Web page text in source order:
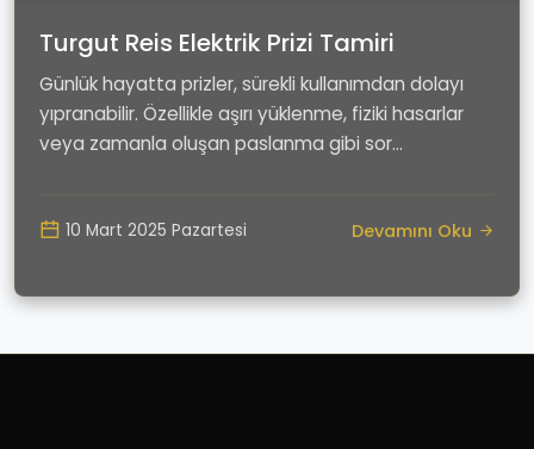
Turgut Reis Elektrik Prizi Tamiri
Günlük hayatta prizler, sürekli kullanımdan dolayı
yıpranabilir. Özellikle aşırı yüklenme, fiziki hasarlar
veya zamanla oluşan paslanma gibi sor...
10 Mart 2025 Pazartesi Devamını Oku